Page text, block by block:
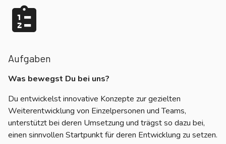
Aufgaben
Was bewegst Du bei uns?
Du entwickelst innovative Konzepte zur gezielten
Weiterentwicklung von Einzelpersonen und Teams,
unterstützt bei deren Umsetzung und trägst so dazu bei,
einen sinnvollen Startpunkt für deren Entwicklung zu setzen.